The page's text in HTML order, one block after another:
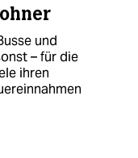
und
– für die
ihren